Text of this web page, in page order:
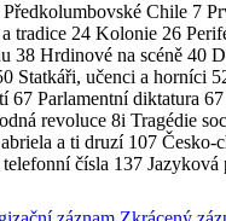
Předkolumbovské Chile 7
a tradice 24 Kolonie 26
38 Hrdinové na scéně 40
Statkáři, učenci a horníci
67 Parlamentní diktatura
revoluce 8i Tragédie
a ti druzí 107
čísla 137